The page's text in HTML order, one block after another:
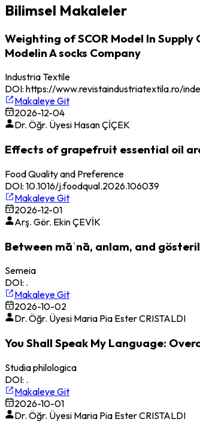
Bilimsel Makaleler
Weighting of SCOR Model In
Modelin A socks Company
Industria Textile
DOI: https://www.revistaindustriatextila.ro/
Makaleye Git
2026-12-04
Dr. Öğr. Üyesi Hasan ÇİÇEK
Effects of grapefruit essential oil
Food Quality and Preference
DOI: 10.1016/j.foodqual.2026.106039
Makaleye Git
2026-12-01
Arş. Gör. Ekin ÇEVİK
Between māʿnā, anlam, and
Semeia
DOI: .
Makaleye Git
2026-10-02
Dr. Öğr. Üyesi Maria Pia Ester CRISTALDI
You Shall Speak My Language:
Studia philologica
DOI: .
Makaleye Git
2026-10-01
Dr. Öğr. Üyesi Maria Pia Ester CRISTALDI